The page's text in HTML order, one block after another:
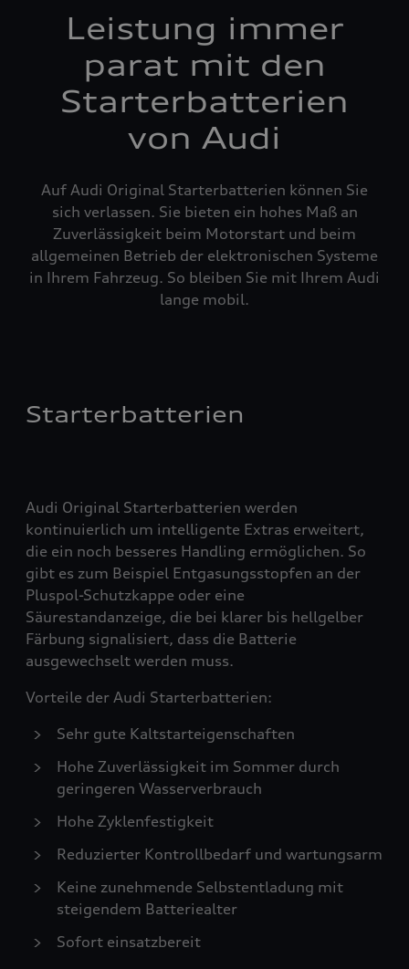
Leistung immer
parat mit den
Starterbatterien
von Audi
Auf Audi Original Starterbatterien können Sie
sich verlassen. Sie bieten ein hohes Maß an
Zuverlässigkeit beim Motorstart und beim
allgemeinen Betrieb der elektronischen Systeme
in Ihrem Fahrzeug. So bleiben Sie mit Ihrem Audi
lange mobil.
Starterbatterien
Audi Original Starterbatterien werden
kontinuierlich um intelligente Extras erweitert,
die ein noch besseres Handling ermöglichen. So
gibt es zum Beispiel Entgasungsstopfen an der
Pluspol-Schutzkappe oder eine
Säurestandanzeige, die bei klarer bis hellgelber
Färbung signalisiert, dass die Batterie
ausgewechselt werden muss.
Vorteile der Audi Starterbatterien:
Sehr gute Kaltstarteigenschaften
Hohe Zuverlässigkeit im Sommer durch
geringeren Wasserverbrauch
Hohe Zyklenfestigkeit
Reduzierter Kontrollbedarf und wartungsarm
Keine zunehmende Selbstentladung mit
steigendem Batteriealter
Sofort einsatzbereit